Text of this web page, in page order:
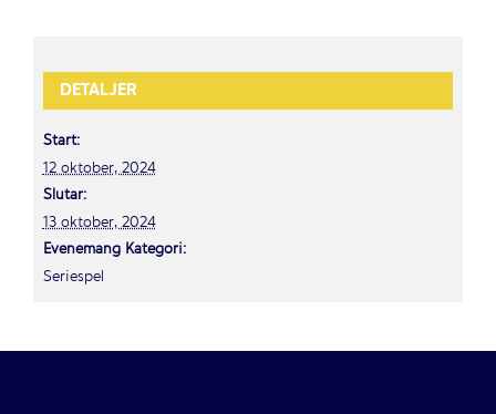
DETALJER
Start:
12 oktober, 2024
Slutar:
13 oktober, 2024
Evenemang Kategori:
Seriespel